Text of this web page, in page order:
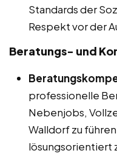
Standards der
Respekt vor der
Beratungs- und
professionelle
Nebenjobs,
Walldorf zu
lösungsorientiert